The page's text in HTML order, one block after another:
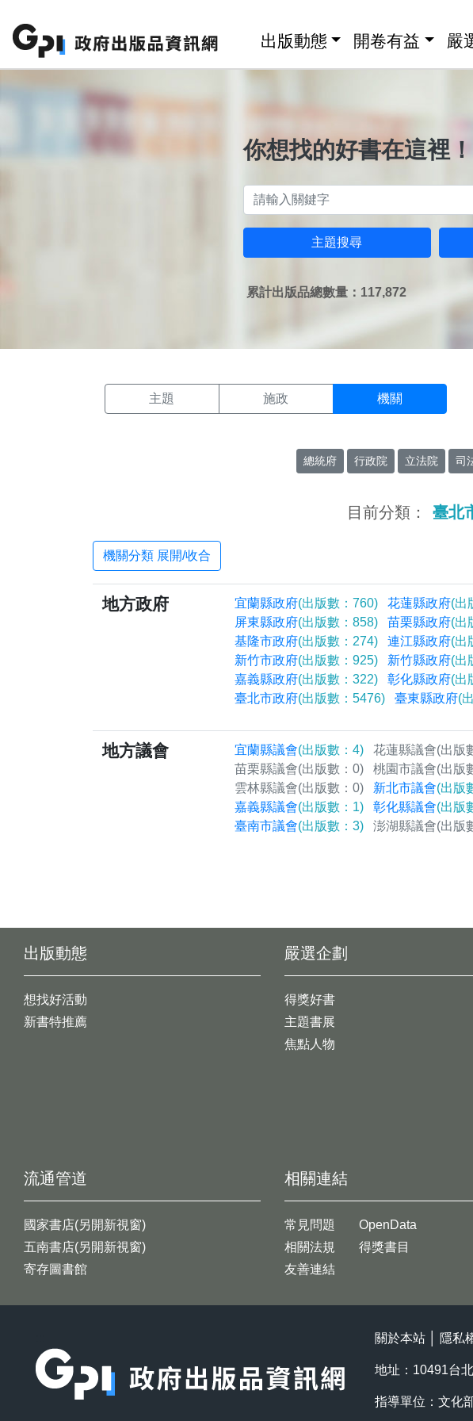
出版動態 開卷有益 嚴
你想找的好書在這裡！
主題搜尋
累計出版品總數量：117,872
主題 施政 機關
總統府 行政院 立法院 司
目前分類： 臺北
機關分類 展開/收合
地方政府 宜蘭縣政府(出版數：760) 花蓮縣政府(出
屏東縣政府(出版數：858) 苗栗縣政府(出
基隆市政府(出版數：274) 連江縣政府(出
新竹市政府(出版數：925) 新竹縣政府(出
嘉義縣政府(出版數：322) 彰化縣政府(出
臺北市政府(出版數：5476) 臺東縣政府(
地方議會 宜蘭縣議會(出版數：4) 花蓮縣議會(出版
苗栗縣議會(出版數：0) 桃園市議會(出版
雲林縣議會(出版數：0) 新北市議會(出版
嘉義縣議會(出版數：1) 彰化縣議會(出版
臺南市議會(出版數：3) 澎湖縣議會(出版
出版動態
想找好活動
新書特推薦
嚴選企劃
得獎好書
主題書展
焦點人物
流通管道
國家書店(另開新視窗)
五南書店(另開新視窗)
寄存圖書館
相關連結
常見問題
相關法規
友善連結
OpenData
得獎書目
關於本站 隱私
地址：10491台
指導單位：文化